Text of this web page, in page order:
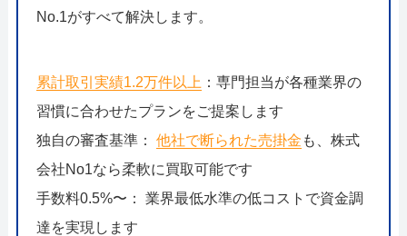
No.1がすべて解決します。
累計取引実績1.2万件以上 ：専門担当が各種業界の
習慣に合わせたプランをご提案します
独自の審査基準： 他社で断られた売掛金 も、株式
会社No1なら柔軟に買取可能です
手数料0.5%〜： 業界最低水準の低コストで資金調
達を実現します